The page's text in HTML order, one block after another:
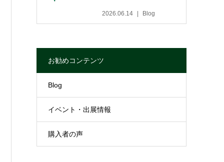
2026.06.14 Blog
お勧めコンテンツ
Blog
イベント・出展情報
購入者の声